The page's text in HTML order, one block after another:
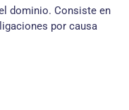
dominio. Consiste en
por causa